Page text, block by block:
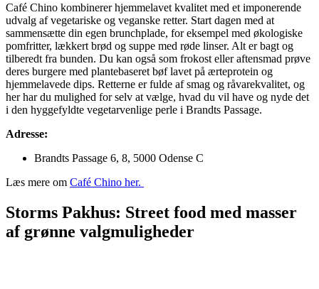
Café Chino kombinerer hjemmelavet kvalitet med et imponerende
udvalg af vegetariske og veganske retter. Start dagen med at
sammensætte din egen brunchplade, for eksempel med økologiske
pomfritter, lækkert brød og suppe med røde linser. Alt er bagt og
tilberedt fra bunden. Du kan også som frokost eller aftensmad prøve
deres burgere med plantebaseret bøf lavet på ærteprotein og
hjemmelavede dips. Retterne er fulde af smag og råvarekvalitet, og
her har du mulighed for selv at vælge, hvad du vil have og nyde det
i den hyggefyldte vegetarvenlige perle i Brandts Passage.
Adresse:
Brandts Passage 6, 8, 5000 Odense C
Læs mere om Café Chino her.
Storms Pakhus: Street food med masser
af grønne valgmuligheder